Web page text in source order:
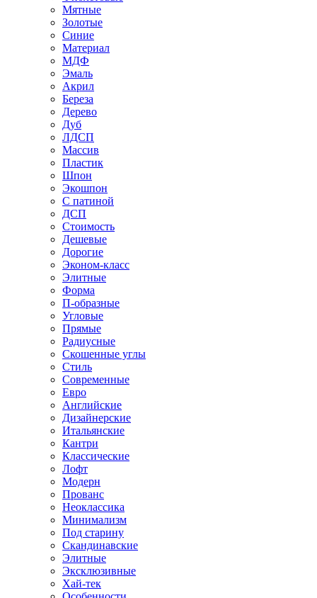
Мятные
Золотые
Синие
Материал
МДФ
Эмаль
Акрил
Береза
Дерево
Дуб
ЛДСП
Массив
Пластик
Шпон
Экошпон
С патиной
ДСП
Стоимость
Дешевые
Дорогие
Эконом-класс
Элитные
Форма
П-образные
Угловые
Прямые
Радиусные
Скошенные углы
Стиль
Современные
Евро
Английские
Дизайнерские
Итальянские
Кантри
Классические
Лофт
Модерн
Прованс
Неоклассика
Минимализм
Под старину
Скандинавские
Элитные
Эксклюзивные
Хай-тек